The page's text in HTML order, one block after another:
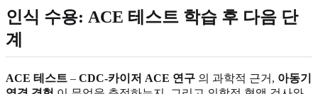
인식 수용: ACE 테스트 학습 후 다음 단
계
ACE 테스트 – CDC-카이저 ACE 연구 의 과학적 근거, 아동기